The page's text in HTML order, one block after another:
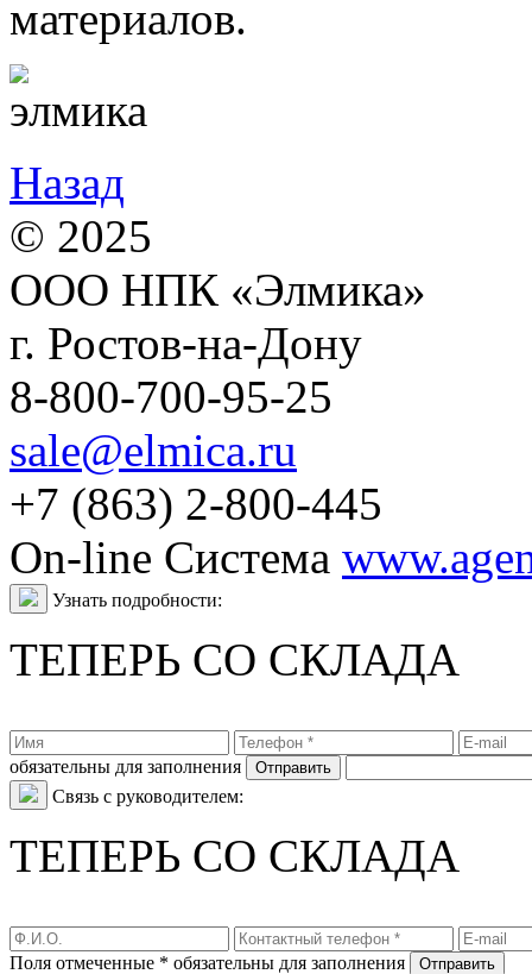
материалов.
Назад
© 2025
ООО НПК «Элмика»
г. Ростов-на-Дону
8-800-700-95-25
sale@elmica.ru
+7 (863) 2-800-445
On-line Система
Узнать подробности:
ТЕПЕРЬ СО СКЛАДА
обязательны для заполнения
Связь с руководителем:
ТЕПЕРЬ СО СКЛАДА
Поля отмеченные * обязательны для заполнения